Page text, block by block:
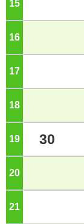
15
16
17
18
19 30
20
21